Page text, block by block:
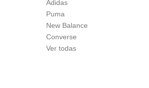
Adidas
Puma
New Balance
Converse
Ver todas